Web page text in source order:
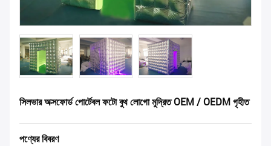
সিলভার অক্সফোর্ড পোর্টেবল ফটো বুথ লোগো মুদ্রিত OEM / OEDM গৃহীত
পণ্যের বিবরণ